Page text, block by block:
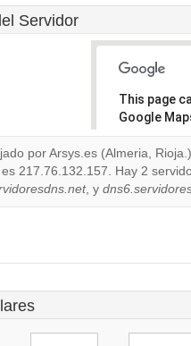
Servidor
This page
Google
correctly.
Do you
own this
por Arsys.es (Almeria,
217.76.132.157. Hay 2
, y